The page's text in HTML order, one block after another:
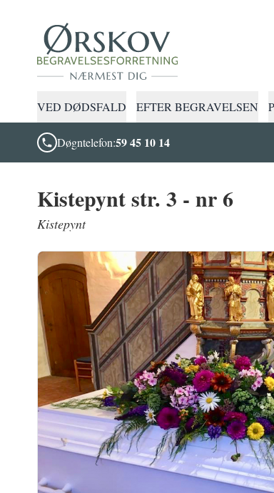
VED DØDSFALD EFTER BEGRAVELSEN
Døgntelefon:59 45 10 14
Kistepynt str. 3 - nr 6
Kistepynt